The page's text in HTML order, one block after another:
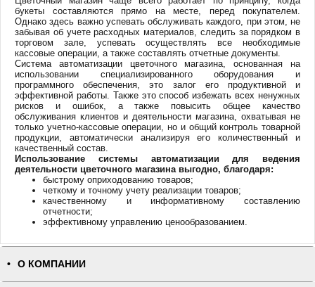
букеты составляются прямо на месте, перед покупателем.
Однако здесь важно успевать обслуживать каждого, при этом, не
забывая об учете расходных материалов, следить за порядком в
торговом зале, успевать осуществлять все необходимые
кассовые операции, а также составлять отчетные документы.
Система автоматизации цветочного магазина, основанная на
использовании специализированного оборудования и
программного обеспечения, это залог его продуктивной и
эффективной работы. Также это способ избежать всех ненужных
рисков и ошибок, а также повысить общее качество
обслуживания клиентов и деятельности магазина, охватывая не
только учетно-кассовые операции, но и общий контроль товарной
продукции, автоматически анализируя его количественный и
качественный состав.
Использование системы автоматизации для ведения
деятельности цветочного магазина выгодно, благодаря:
быстрому оприходованию товаров;
четкому и точному учету реализации товаров;
качественному и информативному составлению
отчетности;
эффективному управлению ценообразованием.
О КОМПАНИИ